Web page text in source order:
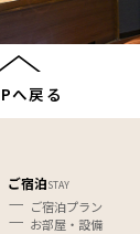
へ戻る
ご宿泊STAY
ご宿泊プラン
お部屋・設備